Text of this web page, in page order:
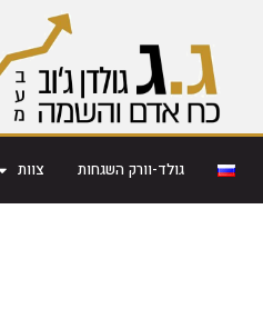
גולד-וורק השגחות צוות